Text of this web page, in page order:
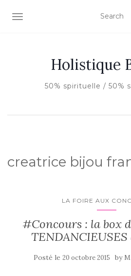
AFFICHER/MASQUER LA
Holistique
50% spirituelle / 50%
creatrice bijou
LA FOIRE AUX
#Concours : la box
Posté le 20 octobre 2015 by